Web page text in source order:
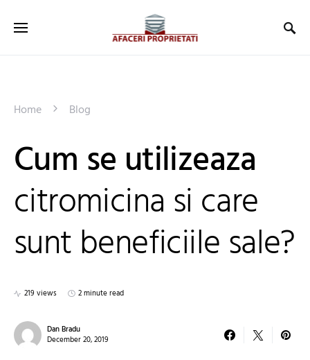
Home Blog
Cum se utilizeaza
citromicina si care
sunt beneficiile sale?
219 views 2 minute read
Dan Bradu
December 20, 2019